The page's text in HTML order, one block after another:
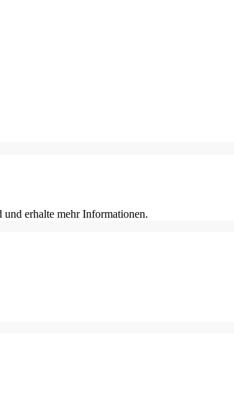
erhalte mehr Informationen.